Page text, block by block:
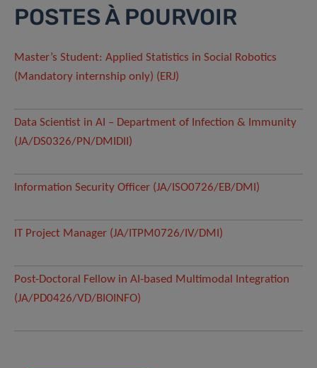
POSTES À POURVOIR
Master’s Student: Applied Statistics in Social Robotics
(Mandatory internship only) (ERJ)
Data Scientist in AI – Department of Infection & Immunity
(JA/DS0326/PN/DMIDII)
Information Security Officer (JA/ISO0726/EB/DMI)
IT Project Manager (JA/ITPM0726/IV/DMI)
Post-Doctoral Fellow in AI-based Multimodal Integration
(JA/PD0426/VD/BIOINFO)